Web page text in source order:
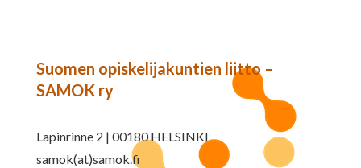
Suomen opiskelijakuntien liitto –
SAMOK ry
Lapinrinne 2 | 00180 HELSINKI
samok(at)samok.fi